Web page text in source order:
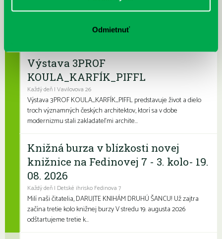
Odmietnuť
Leto je konečne tu a my sme pre vás namiešali pestrý letný
program, ktorý zaženie akúkoľvek nudu. Či už hľadáte zábavu
pre deti, čítanie na kúpalisko ...
Výstava 3PROF
KOULA_KARFÍK_PIFFL
Každý deň | Vavilovova 26
Výstava 3PROF KOULA_KARFÍK_PIFFL predstavuje život a dielo
troch významných českých architektov, ktorí sa v dobe
modernizmu stali zakladateľmi archite...
Knižná burza v blízkosti novej
knižnice na Fedinovej 7 - 3. kolo- 19.
08. 2026
Každý deň | Detské ihrisko Fedinova 7
Milí naši čitatelia, DARUJTE KNIHÁM DRUHÚ ŠANCU! Už zajtra
začína tretie kolo knižnej burzy V stredu 19. augusta 2026
odštartujeme tretie k...